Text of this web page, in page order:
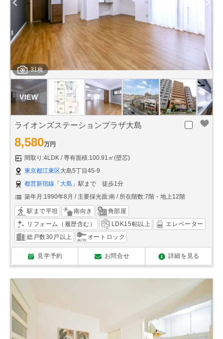
31枚
ライオンズステーションプラザ大島
8,580万円
間取り:4LDK
専有面積:100.91㎡(壁芯)
東京都江東区大島5丁目45-9
都営新宿線 「 大島 」駅まで 徒歩1分
築年月:1990年8月
主要採光面:南 所在階数:7階・地上12階
駅まで平坦 南向き
角部屋
リフォーム（履歴含む）
LDK15帖以上
エレベーター
総戸数30戸以上
オートロック
見学予約 お問合せ 詳細を見る